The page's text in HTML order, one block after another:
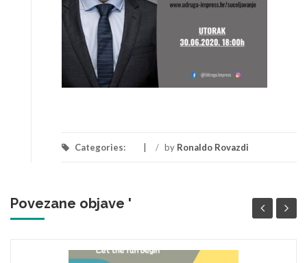
Categories: / by Ronaldo Rovazdi
Povezane objave '